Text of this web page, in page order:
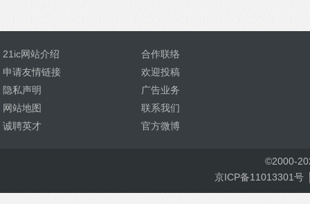
21ic网站介绍
合作联络
申请友情链接
欢迎投稿
隐私声明
广告业务
网站地图
联系我们
诚聘英才
官方微博
©2000-
京ICP备11013301号